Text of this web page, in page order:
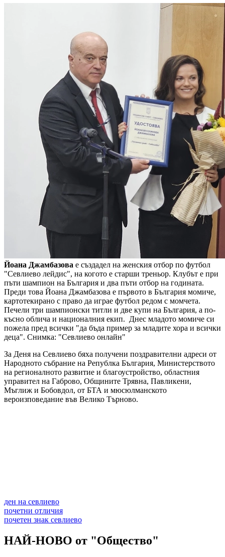
Йоана Джамбазова е създадел на женския отбор по футбол
"Севлиево лейдис", на когото е старши треньор. Клубът е при
пъти шампион на България и два пъти отбор на годината.
Преди това Йоана Джамбазова е първото в България момиче,
картотекирано с право да играе футбол редом с момчета.
Печели три шампионски титли и две купи на България, а по-
късно облича и националния екип. Днес младото момиче си
пожела пред всички "да бъда пример за младите хора и всички
деца". Снимка: "Севлиево онлайн"
За Деня на Севлиево бяха получени поздравителни адреси от
Народното събрание на Републка България, Министерството
на регионалното развитие и благоустройство, областния
управител на Габрово, Общините Трявна, Павликени,
Мъглиж и Бобовдол, от БТА и мюсюлманското
вероизповедание във Велико Търново.
ден на севлиево
почетни отличия
почетен знак севлиево
НАЙ-НОВО от "Общество"